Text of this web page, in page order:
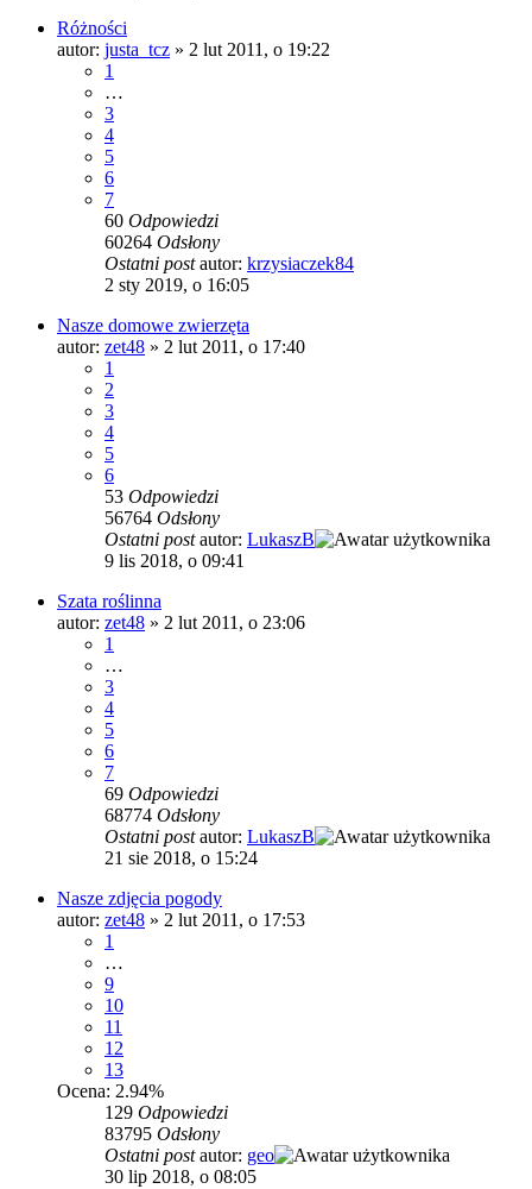
Różności
autor: justa_tcz » 2 lut 2011, o 19:22
1
…
3
4
5
6
7
60 Odpowiedzi
60264 Odsłony
Ostatni postautor: krzysiaczek84
2 sty 2019, o 16:05
Nasze domowe zwierzęta
autor: zet48 » 2 lut 2011, o 17:40
1
2
3
4
5
6
53 Odpowiedzi
56764 Odsłony
Ostatni postautor: LukaszB
9 lis 2018, o 09:41
Szata roślinna
autor: zet48 » 2 lut 2011, o 23:06
1
…
3
4
5
6
7
69 Odpowiedzi
68774 Odsłony
Ostatni postautor: LukaszB
21 sie 2018, o 15:24
Nasze zdjęcia pogody
autor: zet48 » 2 lut 2011, o 17:53
1
…
9
10
11
12
13
Ocena: 2.94%
129 Odpowiedzi
83795 Odsłony
Ostatni postautor: geo
30 lip 2018, o 08:05